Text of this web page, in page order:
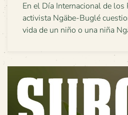
En el Día Internacional de los
activista Ngäbe-Buglé
vida de un niño o una niña